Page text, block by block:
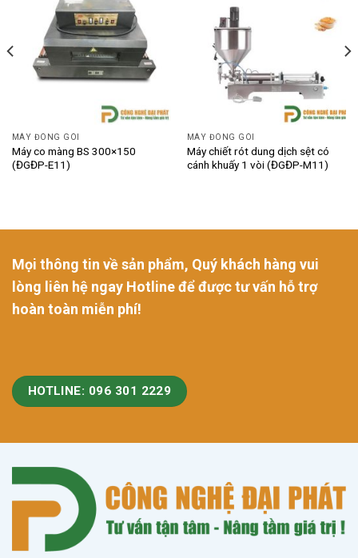
MÁY ĐÓNG GÓI
Máy co màng BS 300×150
(ĐGĐP-E11)
MÁY ĐÓNG GÓI
Máy chiết rót dung dịch sệt có
cánh khuấy 1 vòi (ĐGĐP-M11)
Mọi thông tin về sản phẩm, Quý khách hàng vui
lòng liên hệ ngay Hotline để được tư vấn hỗ trợ
hoàn toàn miễn phí!
HOTLINE: 096 301 2229